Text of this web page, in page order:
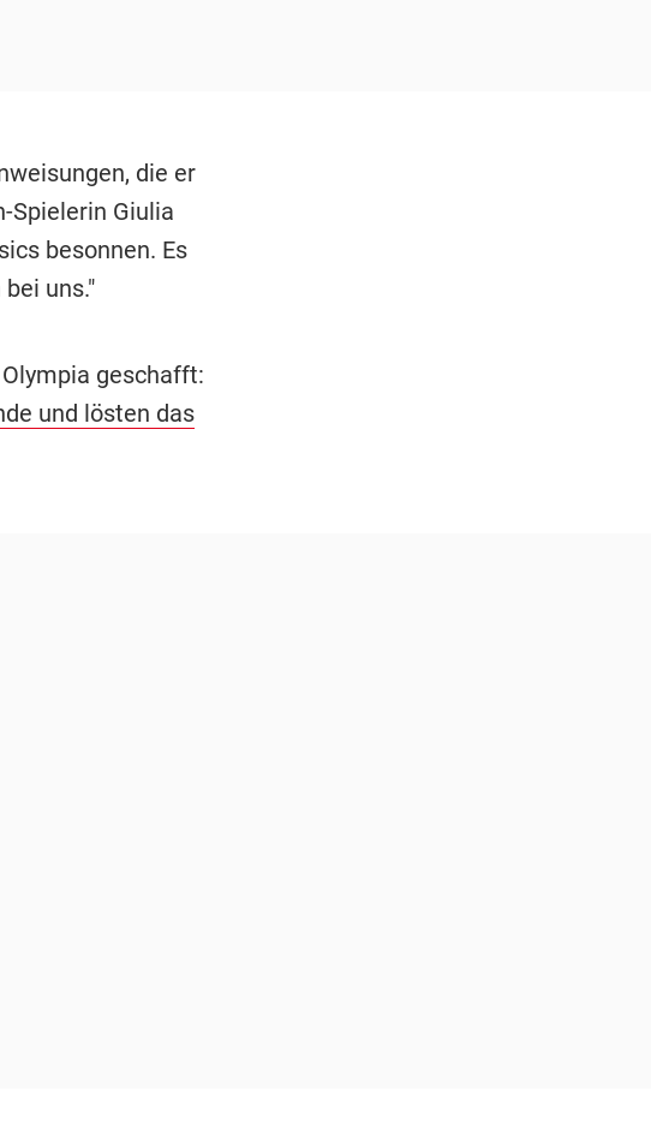
die er
Spielerin Giulia
besonnen. Es
uns."
geschafft:
und lösten das